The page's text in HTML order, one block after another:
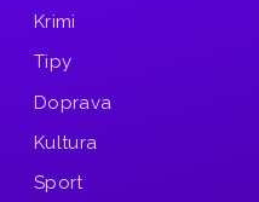
Krimi
Tipy
Doprava
Kultura
Sport